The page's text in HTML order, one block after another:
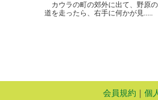
カウラの町の郊外に出て、野原
道を走ったら、右手に何かが見.....
会員規約 ｜ 個